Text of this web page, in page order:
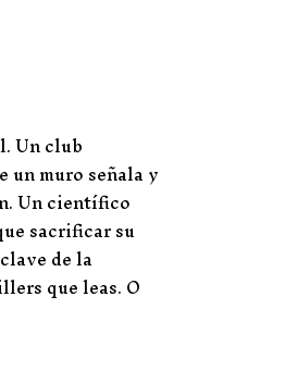
Un club
muro señala y
Un científico
sacrificar su
de la
que leas. O